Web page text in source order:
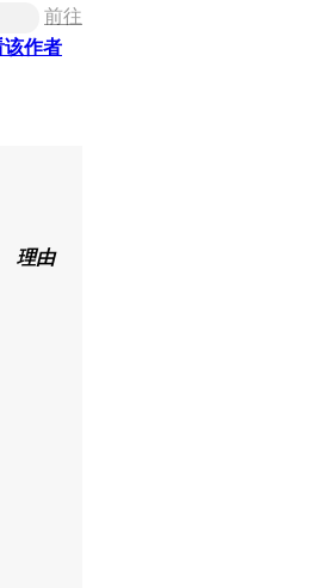
前往
该作者
理由